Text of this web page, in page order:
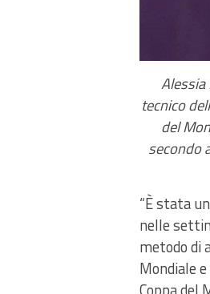
Alessia
tecnico
del
secondo
“È stata
nelle
metodo di
Mondiale